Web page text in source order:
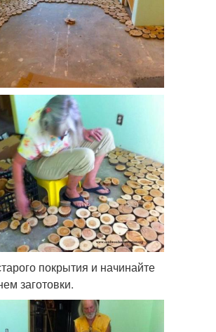
покрытия и начинайте
заготовки.